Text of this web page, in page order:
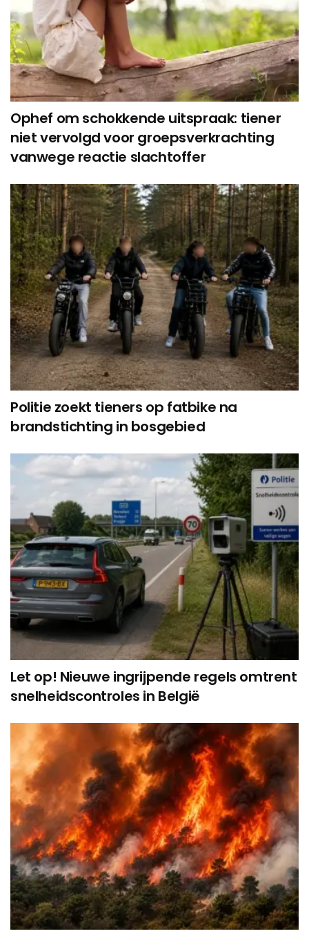
Ophef om schokkende uitspraak: tiener
niet vervolgd voor groepsverkrachting
vanwege reactie slachtoffer
Politie zoekt tieners op fatbike na
brandstichting in bosgebied
Let op! Nieuwe ingrijpende regels omtrent
snelheidscontroles in België